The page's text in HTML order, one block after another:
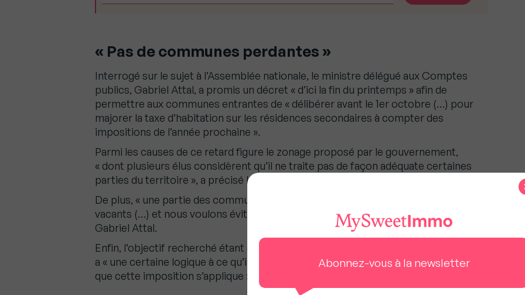
« Pas de communes perdantes »
Interrogé sur le sujet à l’Assemblée nationale, le ministre délégué aux Comptes
publics, Gabriel Attal, a promis un décret « d’ici la fin du printemps » afin de
permettre aux communes entrantes de « délibérer avant le 1er octobre (…) pour
majorer la taxe d’habitation sur les résidences secondaires à compter des
impositions de l’année prochaine ».
Parmi les causes de ce retard figure le zonage proposé par le gouvernement,
« dont plusieurs élus considèrent qu’il ne traite pas de façon adéquate certaines
parties du territoire », a précisé le ministre.
De plus, « une partie des communes perdront la taxe d’habitation sur les locaux
vacants (…) et nous voulons éviter qu’il y ait des communes perdantes », a ajouté
Gabriel Attal.
Enfin, l’objectif recherché étant d’avoir un « effet incitatif sur les propriétaires », il y
a « une certaine logique à ce qu’il y ait une forme de délai de prévenance (…) avant
que cette imposition s’applique », a-t-il encore estimé.
Abonnez-vous à la newsletter